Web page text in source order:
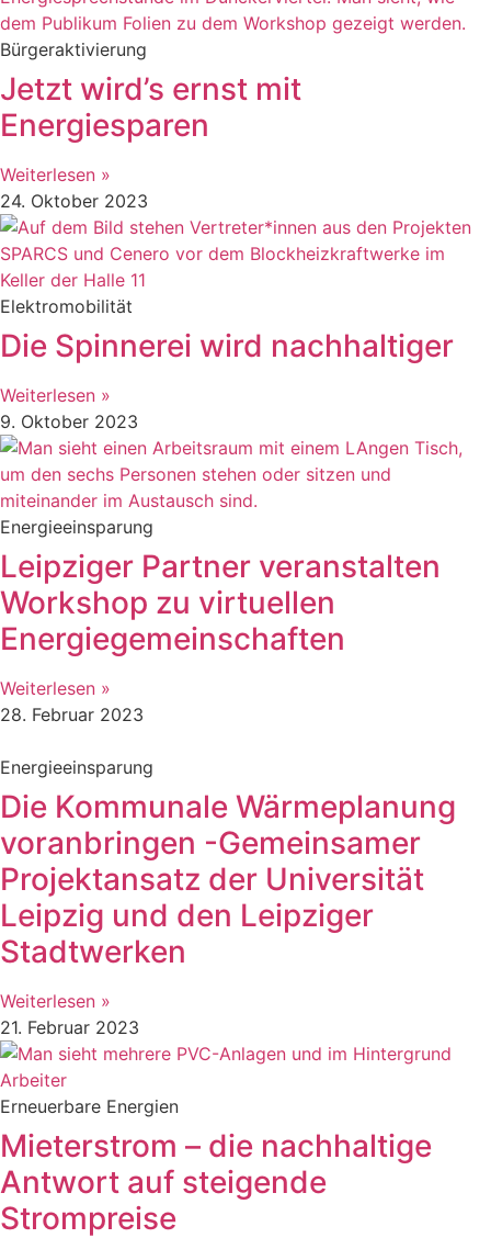
Bürgeraktivierung
Jetzt wird’s ernst mit
Energiesparen
Weiterlesen »
24. Oktober 2023
Elektromobilität
Die Spinnerei wird nachhaltiger
Weiterlesen »
9. Oktober 2023
Energieeinsparung
Leipziger Partner veranstalten
Workshop zu virtuellen
Energiegemeinschaften
Weiterlesen »
28. Februar 2023
Energieeinsparung
Die Kommunale Wärmeplanung
voranbringen -Gemeinsamer
Projektansatz der Universität
Leipzig und den Leipziger
Stadtwerken
Weiterlesen »
21. Februar 2023
Erneuerbare Energien
Mieterstrom – die nachhaltige
Antwort auf steigende
Strompreise